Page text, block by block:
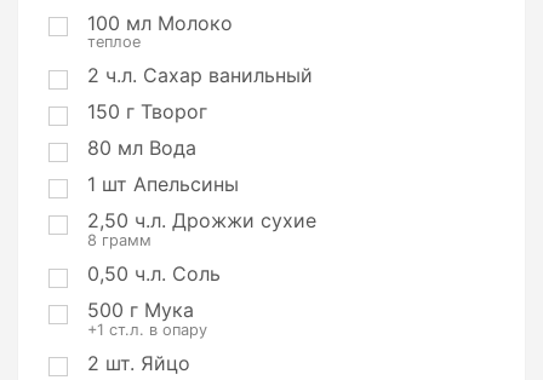
100 мл Молоко
теплое
2 ч.л. Сахар ванильный
150 г Творог
80 мл Вода
1 шт Апельсины
2,50 ч.л. Дрожжи сухие
8 грамм
0,50 ч.л. Соль
500 г Мука
+1 ст.л. в опару
2 шт. Яйцо